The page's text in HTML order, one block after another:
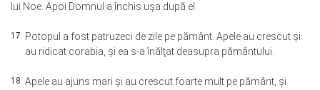
lui Noe. Apoi Domnul a închis uşa după el.
17
Potopul a fost patruzeci de zile pe pământ. Apele au crescut şi
au ridicat corabia, şi ea s-a înălţat deasupra pământului.
18 Apele au ajuns mari şi au crescut foarte mult pe pământ, şi